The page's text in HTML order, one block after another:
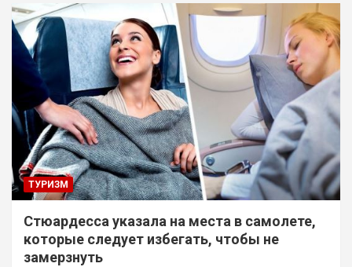
ТУРИЗМ
Стюардесса указала на места в самолете,
которые следует избегать, чтобы не
замерзнуть